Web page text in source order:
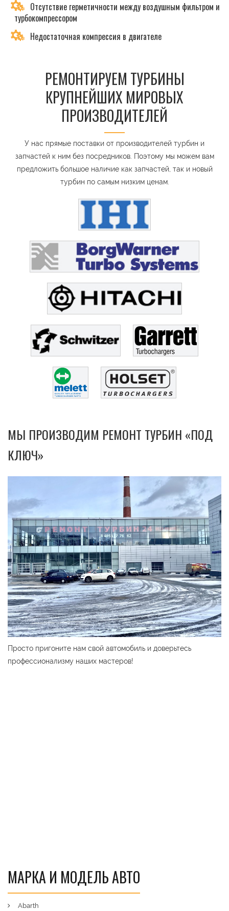
Отсутствие герметичности между воздушным фильтром и
турбокомпрессором
Недостаточная компрессия в двигателе
РЕМОНТИРУЕМ ТУРБИНЫ
КРУПНЕЙШИХ МИРОВЫХ
ПРОИЗВОДИТЕЛЕЙ
У нас прямые поставки от производителей турбин и
запчастей к ним без посредников. Поэтому мы можем вам
предложить большое наличие как запчастей, так и новый
турбин по самым низким ценам.
МЫ ПРОИЗВОДИМ РЕМОНТ ТУРБИН «ПОД
КЛЮЧ»
Просто пригоните нам свой автомобиль и доверьтесь
профессионализму наших мастеров!
МАРКА И МОДЕЛЬ АВТО
Abarth